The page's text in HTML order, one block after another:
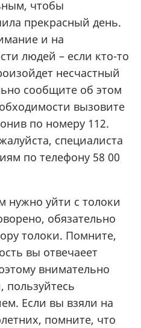
чтобы
прекрасный день.
и на
людей – если кто-то
несчастный
сообщите об этом
вызовите
по номеру 112.
специалиста
по телефону 58 00
нужно уйти с толоки
обязательно
толоки. Помните,
вы отвечаеет
внимательно
пользуйтесь
Если вы взяли на
помните, что